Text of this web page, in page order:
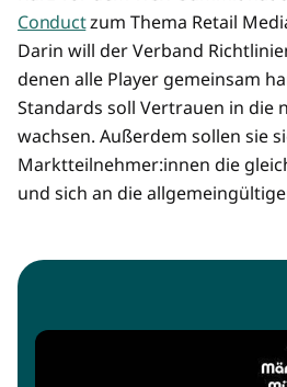
Conductzum Thema Retail
Darin will der Verband
denen alle Player gemeinsam
Standards soll Vertrauen in die
wachsen. Außerdem sollen sie
Marktteilnehmer:innen die
und sich an die